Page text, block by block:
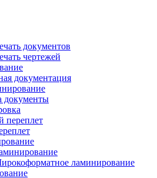
документов
чертежей
документация
документы
переплет
ламинирование